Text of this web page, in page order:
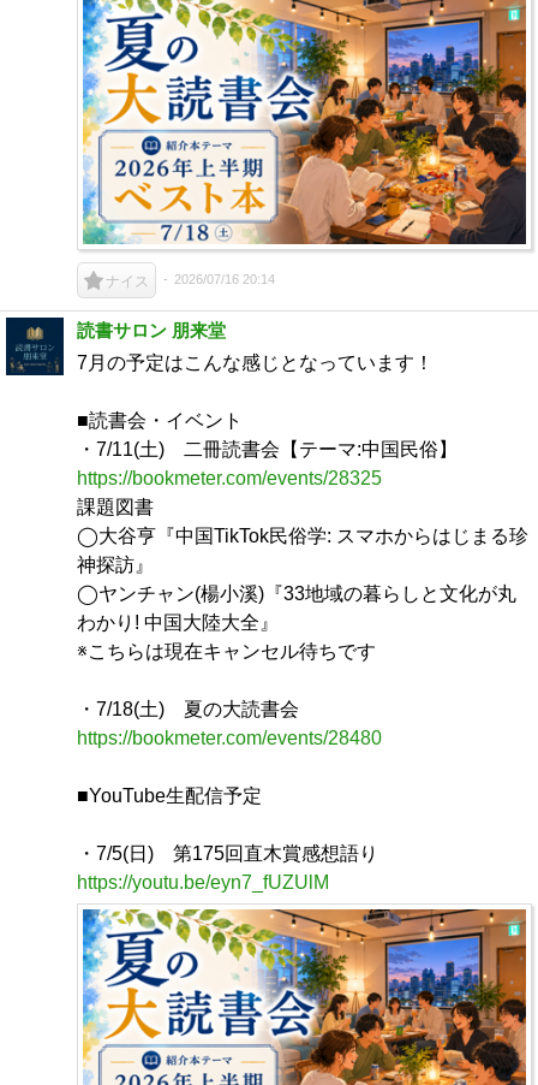
ナイス 2026/07/16 20:14
読書サロン 朋来堂
7月の予定はこんな感じとなっています！
■読書会・イベント
・7/11(土) 二冊読書会【テーマ:中国民俗】
https://bookmeter.com/events/28325
課題図書
◯大谷亨『中国TikTok民俗学: スマホからはじまる珍
神探訪』
◯ヤンチャン(楊小溪)『33地域の暮らしと文化が丸
わかり! 中国大陸大全』
※こちらは現在キャンセル待ちです
・7/18(土) 夏の大読書会
https://bookmeter.com/events/28480
■YouTube生配信予定
・7/5(日) 第175回直木賞感想語り
https://youtu.be/eyn7_fUZUlM